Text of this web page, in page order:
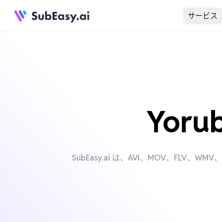
サービス
SubEasy.ai は、AVI、MOV、FLV、